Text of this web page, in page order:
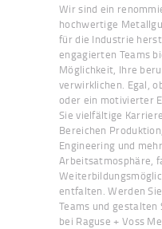
Wir sind ein
hochwertige
für die Industrie
engagierten Teams
Möglichkeit, Ihre
verwirklichen. Egal,
oder ein motivierter
Sie vielfältige
Bereichen
Engineering und
Arbeitsatmosphäre,
entfalten. Werden
Teams und
bei Raguse + Voss